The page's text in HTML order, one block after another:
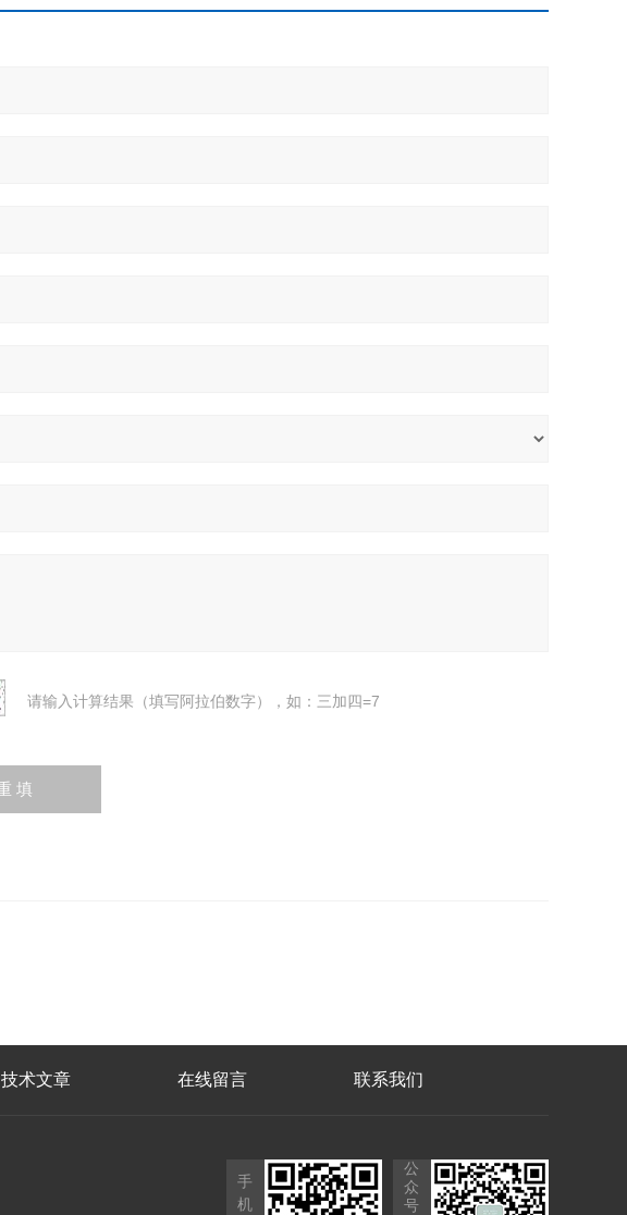
请输入计算结果（填写阿拉伯数字），如：三加四=7
技术文章 在线留言 联系我们
手
机
公
众
号